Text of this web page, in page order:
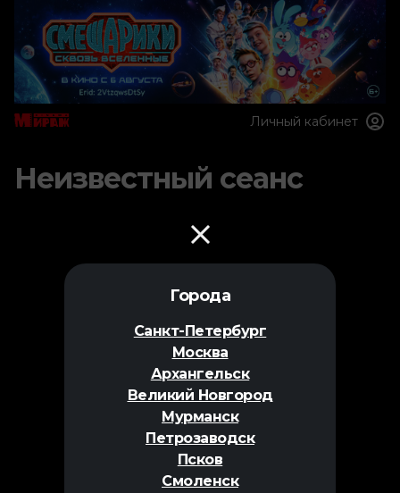
Города
Санкт-Петербург
Москва
Архангельск
Великий Новгород
Мурманск
Петрозаводск
Псков
Смоленск
Личный кабинет
Неизвестный сеанс